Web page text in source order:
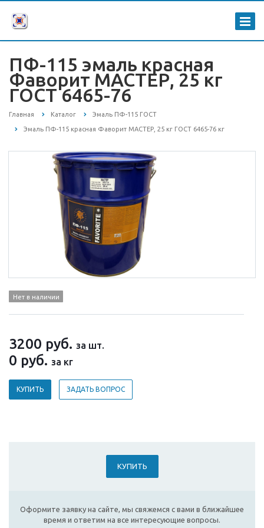
ПФ-115 эмаль красная
Фаворит МАСТЕР, 25 кг
ГОСТ 6465-76
Главная Каталог Эмаль ПФ-115 ГОСТ
Эмаль ПФ-115 красная Фаворит МАСТЕР, 25 кг ГОСТ 6465-76 кг
Нет в наличии
3200 руб. за шт.
0 руб. за кг
КУПИТЬ ЗАДАТЬ ВОПРОС
КУПИТЬ
Оформите заявку на сайте, мы свяжемся с вами в ближайшее
время и ответим на все интересующие вопросы.